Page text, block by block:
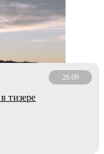
26.09
тизере